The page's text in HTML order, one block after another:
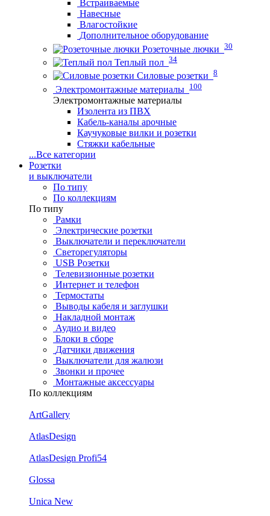
Встраиваемые
Навесные
Влагостойкие
Дополнительное оборудование
Розеточные лючки 30
Теплый пол 34
Силовые розетки 8
Электромонтажные материалы 100
Электромонтажные материалы
Изолента из ПВХ
Кабель-каналы арочные
Каучуковые вилки и розетки
Стяжки кабельные
...Все категории
Розетки
и выключатели
По типу
По коллекциям
По типу
Рамки
Электрические розетки
Выключатели и переключатели
Светорегуляторы
USB Розетки
Телевизионные розетки
Интернет и телефон
Термостаты
Выводы кабеля и заглушки
Накладной монтаж
Аудио и видео
Блоки в сборе
Датчики движения
Выключатели для жалюзи
Звонки и прочее
Монтажные аксессуары
По коллекциям
ArtGallery
AtlasDesign
AtlasDesign Profi54
Glossa
Unica New